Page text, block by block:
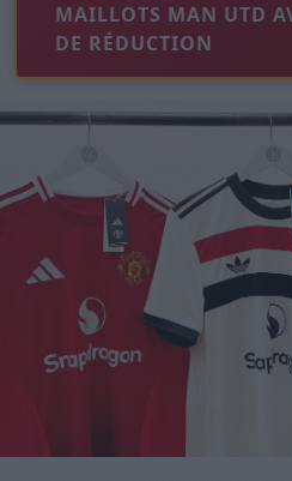
MAILLOTS MAN UTD
DE RÉDUCTION